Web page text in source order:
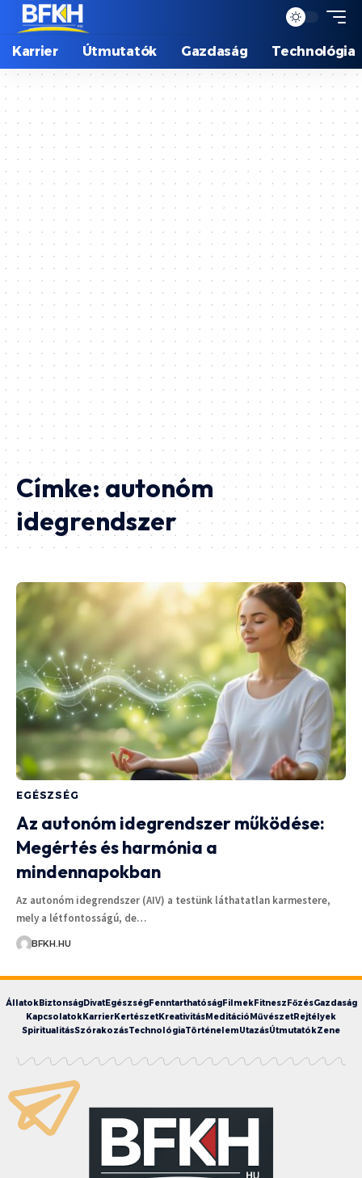
Karrier Útmutatók Gazdaság Technológia
Címke:autonóm
idegrendszer
EGÉSZSÉG
Az autonóm idegrendszer működése:
Megértés és harmónia a
mindennapokban
Az autonóm idegrendszer (AIV) a testünk láthatatlan karmestere,
mely a létfontosságú, de…
BFKH.HU
ÁllatokBiztonságDivatEgészségFenntarthatóságFilmekFitneszFőzésGazdaság
KapcsolatokKarrierKertészetKreativitásMeditációMűvészetRejtélyek
SpiritualitásSzórakozásTechnológiaTörténelemUtazásÚtmutatókZene